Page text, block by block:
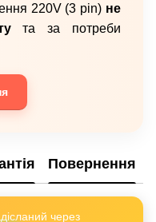
220V (3 pin) не
та за потреби
Повернення
через